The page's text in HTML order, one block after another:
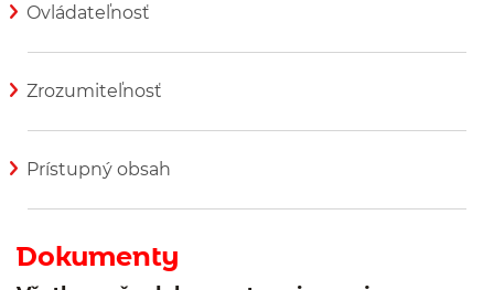
Ovládateľnosť
Zrozumiteľnosť
Prístupný obsah
Dokumenty